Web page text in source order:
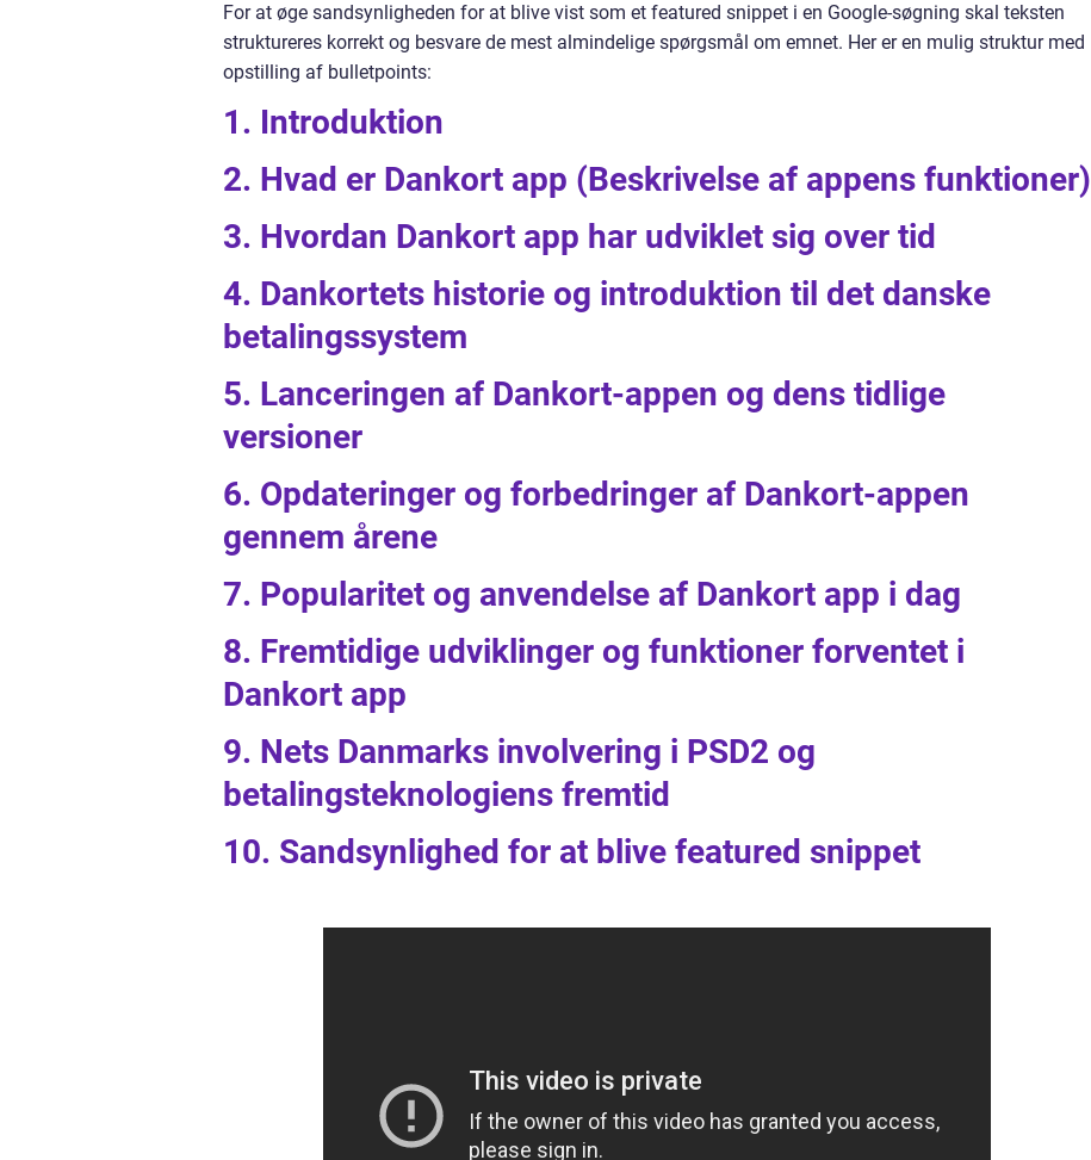
For at øge sandsynligheden for at blive vist som et featured snippet i en Google-søgning skal teksten
struktureres korrekt og besvare de mest almindelige spørgsmål om emnet. Her er en mulig struktur med
opstilling af bulletpoints:
1. Introduktion
2. Hvad er Dankort app (Beskrivelse af appens funktioner)
3. Hvordan Dankort app har udviklet sig over tid
4. Dankortets historie og introduktion til det danske
betalingssystem
5. Lanceringen af Dankort-appen og dens tidlige
versioner
6. Opdateringer og forbedringer af Dankort-appen
gennem årene
7. Popularitet og anvendelse af Dankort app i dag
8. Fremtidige udviklinger og funktioner forventet i
Dankort app
9. Nets Danmarks involvering i PSD2 og
betalingsteknologiens fremtid
10. Sandsynlighed for at blive featured snippet